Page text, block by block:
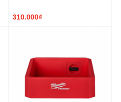
310.000₫